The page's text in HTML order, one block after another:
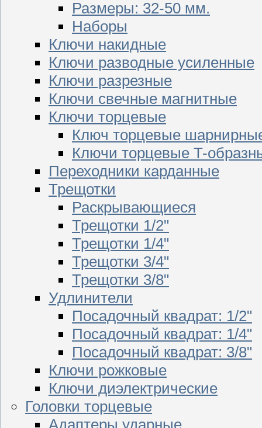
Размеры: 32-50 мм.
Наборы
Ключи накидные
Ключи разводные усиленные
Ключи разрезные
Ключи свечные магнитные
Ключи торцевые
Ключ торцевые
Ключи торцевые T-
Переходники карданные
Трещотки
Раскрывающиеся
Трещотки 1/2"
Трещотки 1/4"
Трещотки 3/4"
Трещотки 3/8"
Удлинители
Посадочный квадрат: 1/2"
Посадочный квадрат: 1/4"
Посадочный квадрат: 3/8"
Ключи рожковые
Ключи диэлектрические
Головки торцевые
Адаптеры ударные